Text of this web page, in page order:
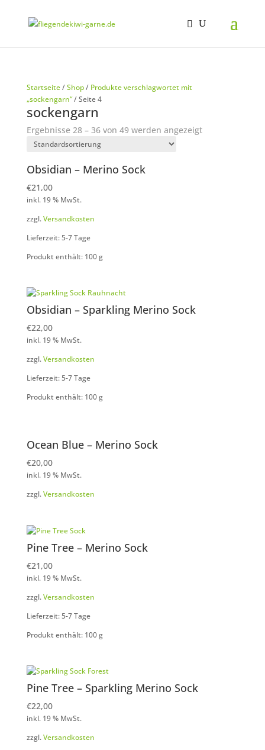
Startseite/Shop/ Produkte verschlagwortet mit
„sockengarn“/ Seite 4
sockengarn
Ergebnisse 28 – 36 von 49 werden angezeigt
Obsidian – Merino Sock
€21,00
inkl. 19 % MwSt.
zzgl.Versandkosten
Lieferzeit: 5-7 Tage
Produkt enthält: 100g
Obsidian – Sparkling Merino Sock
€22,00
inkl. 19 % MwSt.
zzgl.Versandkosten
Lieferzeit: 5-7 Tage
Produkt enthält: 100g
Ocean Blue – Merino Sock
€20,00
inkl. 19 % MwSt.
zzgl.Versandkosten
Pine Tree – Merino Sock
€21,00
inkl. 19 % MwSt.
zzgl.Versandkosten
Lieferzeit: 5-7 Tage
Produkt enthält: 100g
Pine Tree – Sparkling Merino Sock
€22,00
inkl. 19 % MwSt.
zzgl.Versandkosten